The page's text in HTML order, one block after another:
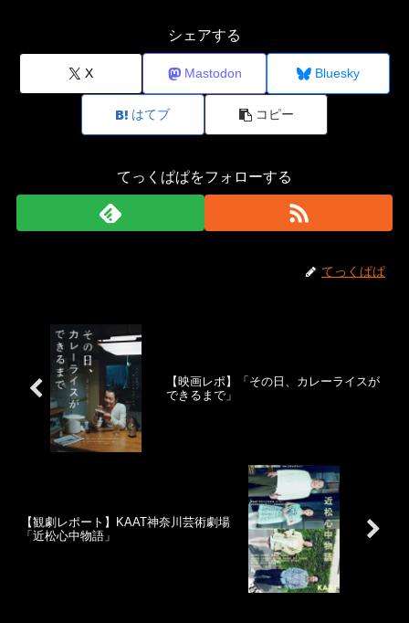
シェアする
X Mastodon Bluesky
はてブ コピー
てっくぱぱをフォローする
てっくぱぱ
【映画レポ】「その日、カレーライスが
できるまで」
【観劇レポート】KAAT神奈川芸術劇場
「近松心中物語」